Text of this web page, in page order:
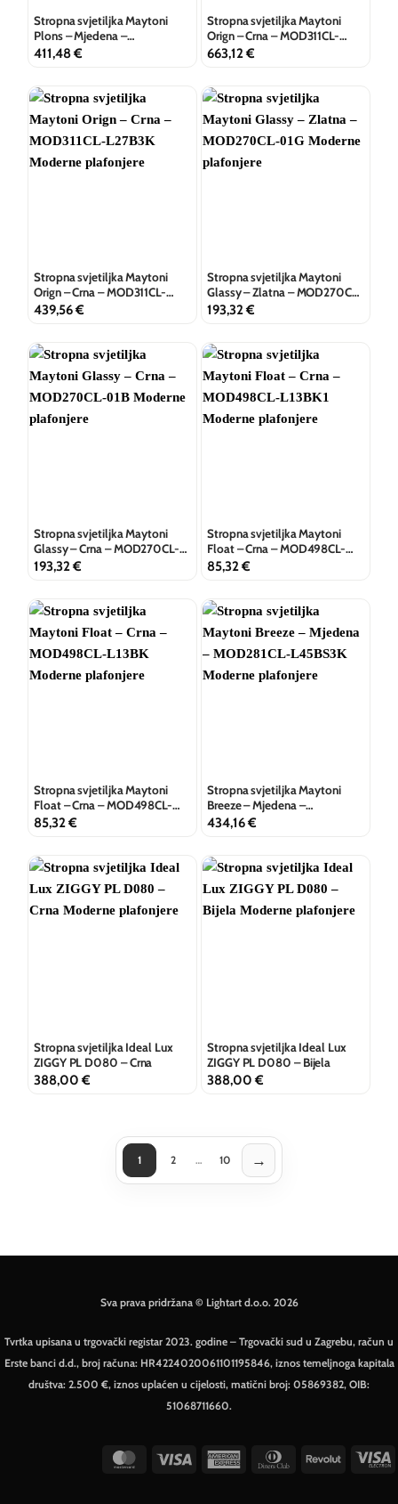
Stropna svjetiljka Maytoni
Plons – Mjedena –
MOD283CL-L34BS3K
411,48€
Stropna svjetiljka Maytoni
Orign – Crna – MOD311CL-
L40B3K
663,12€
Stropna svjetiljka Maytoni
Orign – Crna – MOD311CL-
L27B3K
439,56€
Stropna svjetiljka Maytoni
Glassy – Zlatna – MOD270CL-
01G
193,32€
Stropna svjetiljka Maytoni
Glassy – Crna – MOD270CL-
01B
193,32€
Stropna svjetiljka Maytoni
Float – Crna – MOD498CL-
L13BK1
85,32€
Stropna svjetiljka Maytoni
Float – Crna – MOD498CL-
L13BK
85,32€
Stropna svjetiljka Maytoni
Breeze – Mjedena –
MOD281CL-L45BS3K
434,16€
Stropna svjetiljka Ideal Lux
ZIGGY PL D080 – Crna
388,00 €
Stropna svjetiljka Ideal Lux
ZIGGY PL D080 – Bijela
388,00 €
1 2 … 10 →Sljedeća stranica
Sva prava pridržana © Lightart d.o.o. 2026
Tvrtka upisana u trgovački registar 2023. godine – Trgovački sud u Zagrebu, račun u
Erste banci d.d., broj računa: HR4224020061101195846, iznos temeljnoga kapitala
društva: 2.500 €, iznos uplaćen u cijelosti, matični broj: 05869382, OIB:
51068711660.
MasterCardVisa
American
Dinners Revolut